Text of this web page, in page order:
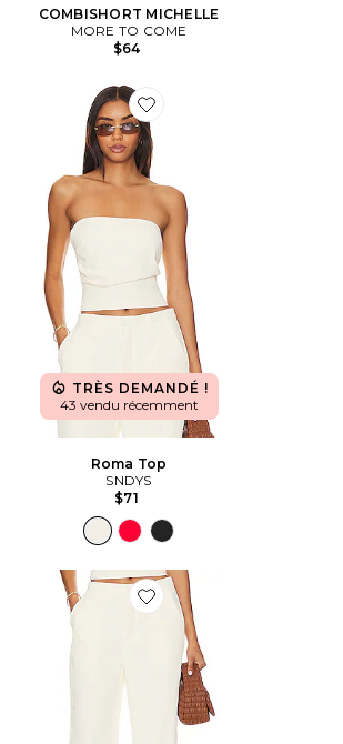
COMBISHORT MICHELLE
MORE TO COME
$64
Favorite Roma Top
TRÈS DEMANDÉ !
43 vendu récemment
Roma Top
SNDYS
$71
Favorite PANTALON ROMA